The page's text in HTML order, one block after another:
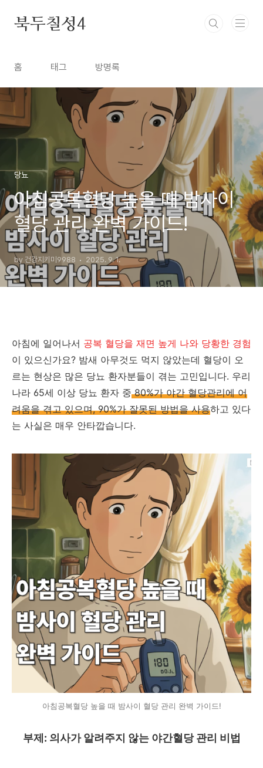
북두칠성4
홈 태그 방명록
당뇨
아침공복혈당 높을 때 밤사이
혈당 관리 완벽 가이드!
by 건강지키미9988 2025. 9. 1.
아침에 일어나서 공복 혈당을 재면 높게 나와 당황한 경험
이 있으신가요? 밤새 아무것도 먹지 않았는데 혈당이 오
르는 현상은 많은 당뇨 환자분들이 겪는 고민입니다. 우리
나라 65세 이상 당뇨 환자 중80%가 야간 혈당관리에 어
려움을 겪고 있으며, 90%가 잘못된 방법을 사용하고 있다
는 사실은 매우 안타깝습니다.
아침공복혈당 높을 때 밤사이 혈당 관리 완벽 가이드!
부제: 의사가 알려주지 않는 야간혈당 관리 비법